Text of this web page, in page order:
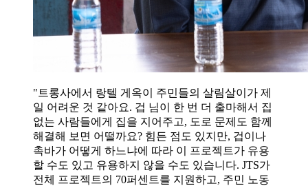
"트롱사에서 랑텔 게옥이 주민들의 살림살이가 제
일 어려운 것 같아요. 겁 님이 한 번 더 출마해서 집
없는 사람들에게 집을 지어주고, 도로 문제도 함께
해결해 보면 어떨까요? 힘든 점도 있지만, 겁이나
촉바가 어떻게 하느냐에 따라 이 프로젝트가 유용
할 수도 있고 유용하지 않을 수도 있습니다. JTS가
전체 프로젝트의 70퍼센트를 지원하고, 주민 노동